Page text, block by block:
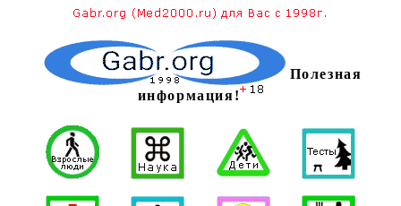
Полезная
информация!